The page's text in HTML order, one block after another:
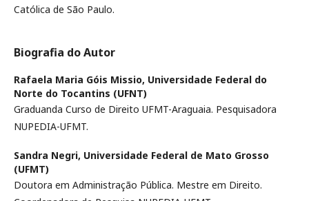
Católica de São Paulo.
Biografia do Autor
Rafaela Maria Góis Missio, Universidade Federal do
Norte do Tocantins (UFNT)
Graduanda Curso de Direito UFMT-Araguaia. Pesquisadora
NUPEDIA-UFMT.
Sandra Negri, Universidade Federal de Mato Grosso
(UFMT)
Doutora em Administração Pública. Mestre em Direito.